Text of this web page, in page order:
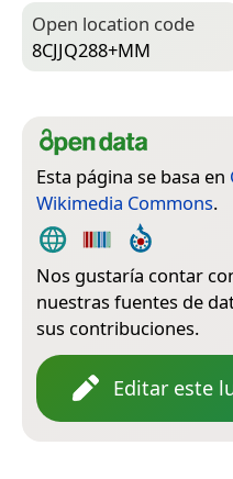
Open location code
8CJJQ288+MM
Esta página se basa en
Wikimedia Commons.
Nos gustaría contar
nuestras fuentes de
sus contribuciones.
Editar este